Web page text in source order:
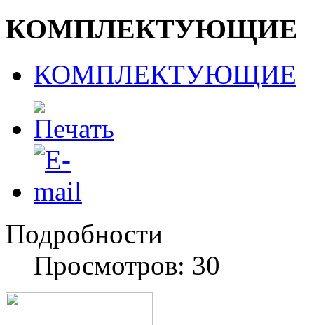
КОМПЛЕКТУЮЩИЕ
КОМПЛЕКТУЮЩИЕ
Подробности
Просмотров: 30